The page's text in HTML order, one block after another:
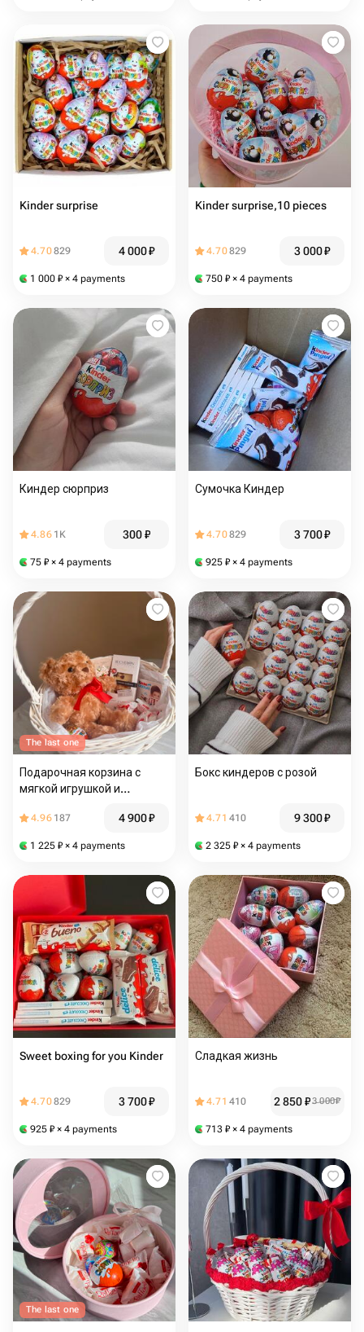
Kinder surprise
4.70829 4 000₽
1 000 ₽ × 4 payments
Kinder surprise,10 pieces
4.70829 3 000₽
750 ₽ × 4 payments
Киндер сюрприз
4.86 1K 300₽
75 ₽ × 4 payments
Сумочка Киндер
4.70829 3 700₽
925 ₽ × 4 payments
The last one
Подарочная корзина с
мягкой игрушкой и
4.96 187 4 900₽
1 225 ₽ × 4 payments
Бокс киндеров с розой
4.71 410 9 300₽
2 325 ₽ × 4 payments
Sweet boxing for you Kinder
4.70829 3 700₽
925 ₽ × 4 payments
Сладкая жизнь
4.71 410 2 850₽3 000₽
713 ₽ × 4 payments
The last one